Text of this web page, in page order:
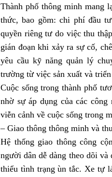
Thành phố thông minh mang
thức, bao gồm: chi phí đầu
quyền riêng tư do việc thu
gián đoạn khi xảy ra sự cố,
yêu cầu kỹ năng quản lý
trường từ việc sản xuất và
Cuộc sống trong thành phố
nhờ sự áp dụng của các
viễn cảnh về cuộc sống trong
– Giao thông thông minh và
Hệ thống giao thông công
người dân dễ dàng theo dõi
thiểu tình trạng ùn tắc. Xe tự